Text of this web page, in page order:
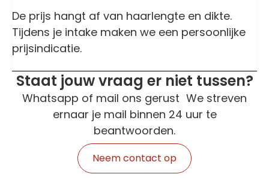
De prijs hangt af van haarlengte en dikte.
Tijdens je intake maken we een persoonlijke
prijsindicatie.
Staat jouw vraag er niet tussen?
Whatsapp of mail ons gerust We streven
ernaar je mail binnen 24 uur te
beantwoorden.
Neem contact op